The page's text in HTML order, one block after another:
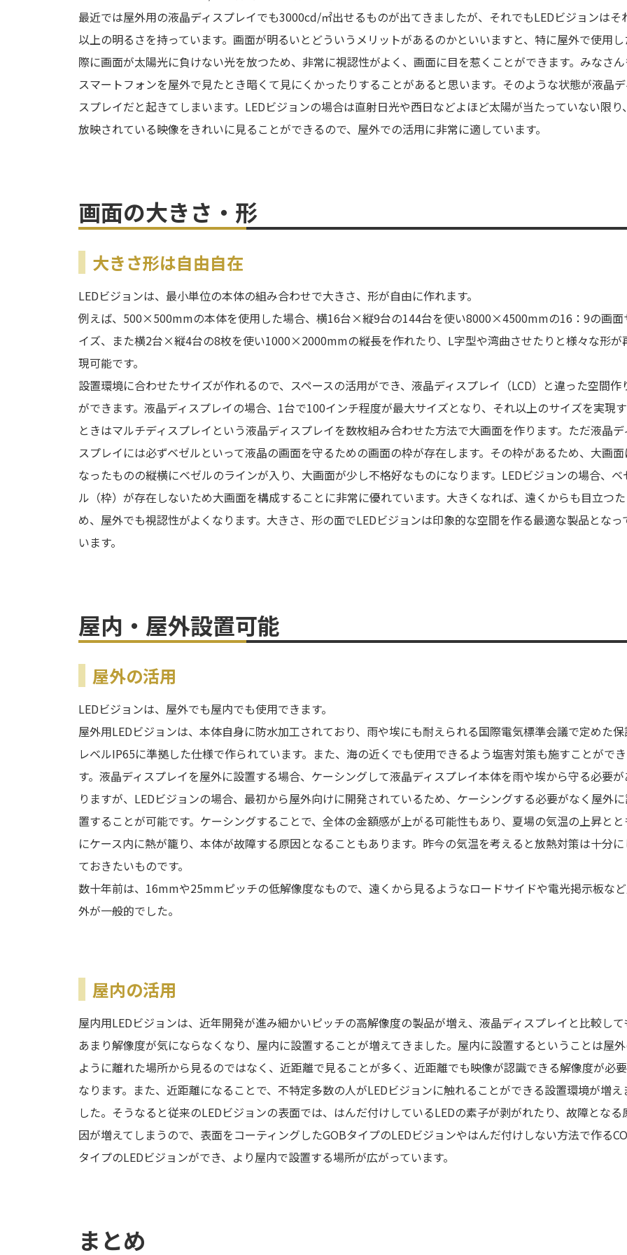
最近では屋外用の液晶ディスプレイでも3000cd/㎡出せるものが出てきましたが、それでもLEDビジョンはそ
以上の明るさを持っています。画面が明るいとどういうメリットがあるのかといいますと、特に屋外で使用し
際に画面が太陽光に負けない光を放つため、非常に視認性がよく、画面に目を惹くことができます。みなさん
スマートフォンを屋外で見たとき暗くて見にくかったりすることがあると思います。そのような状態が液晶デ
スプレイだと起きてしまいます。LEDビジョンの場合は直射日光や西日などよほど太陽が当たっていない限り、
放映されている映像をきれいに見ることができるので、屋外での活用に非常に適しています。
画面の大きさ・形
大きさ形は自由自在
LEDビジョンは、最小単位の本体の組み合わせで大きさ、形が自由に作れます。
例えば、500×500mmの本体を使用した場合、横16台×縦9台の144台を使い8000×4500mmの16：9の画面
イズ、また横2台×縦4台の8枚を使い1000×2000mmの縦長を作れたり、L字型や湾曲させたりと様々な形が
現可能です。
設置環境に合わせたサイズが作れるので、スペースの活用ができ、液晶ディスプレイ（LCD）と違った空間作
ができます。液晶ディスプレイの場合、1台で100インチ程度が最大サイズとなり、それ以上のサイズを実現
ときはマルチディスプレイという液晶ディスプレイを数枚組み合わせた方法で大画面を作ります。ただ液晶デ
スプレイには必ずベゼルといって液晶の画面を守るための画面の枠が存在します。その枠があるため、大画面
なったものの縦横にベゼルのラインが入り、大画面が少し不格好なものになります。LEDビジョンの場合、ベ
ル（枠）が存在しないため大画面を構成することに非常に優れています。大きくなれば、遠くからも目立つた
め、屋外でも視認性がよくなります。大きさ、形の面でLEDビジョンは印象的な空間を作る最適な製品となっ
います。
屋内・屋外設置可能
屋外の活用
LEDビジョンは、屋外でも屋内でも使用できます。
屋外用LEDビジョンは、本体自身に防水加工されており、雨や埃にも耐えられる国際電気標準会議で定めた
レベルIP65に準拠した仕様で作られています。また、海の近くでも使用できるよう塩害対策も施すことがで
す。液晶ディスプレイを屋外に設置する場合、ケーシングして液晶ディスプレイ本体を雨や埃から守る必要が
りますが、LEDビジョンの場合、最初から屋外向けに開発されているため、ケーシングする必要がなく屋外
置することが可能です。ケーシングすることで、全体の金額感が上がる可能性もあり、夏場の気温の上昇とと
にケース内に熱が籠り、本体が故障する原因となることもあります。昨今の気温を考えると放熱対策は十分に
ておきたいものです。
数十年前は、16mmや25mmピッチの低解像度なもので、遠くから見るようなロードサイドや電光掲示板な
外が一般的でした。
屋内の活用
屋内用LEDビジョンは、近年開発が進み細かいピッチの高解像度の製品が増え、液晶ディスプレイと比較して
あまり解像度が気にならなくなり、屋内に設置することが増えてきました。屋内に設置するということは屋
ように離れた場所から見るのではなく、近距離で見ることが多く、近距離でも映像が認識できる解像度が必
なります。また、近距離になることで、不特定多数の人がLEDビジョンに触れることができる設置環境が増え
した。そうなると従来のLEDビジョンの表面では、はんだ付けしているLEDの素子が剥がれたり、故障となる
因が増えてしまうので、表面をコーティングしたGOBタイプのLEDビジョンやはんだ付けしない方法で作る
タイプのLEDビジョンができ、より屋内で設置する場所が広がっています。
まとめ